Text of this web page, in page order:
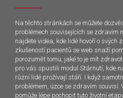
Na těchto stránkách se můžete
problémech souvisejících se zdravím
najdete videa, kde lidé hovoří o svých
zkušeností pacientů se web snaží
porozumět tomu, jaké to je mít
pro vás spustili modul Stárnutí, kde
různí lidé prožívají stáří. I když
problémem, úzce se zdravím souvisí.
pomůže lépe pochopit tuto životní